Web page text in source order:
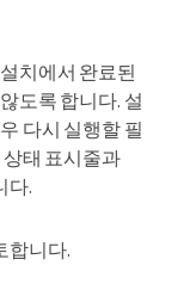
치에서 완료된
도록 합니다. 설
다시 실행할 필
태 표시줄과
다.
합니다.